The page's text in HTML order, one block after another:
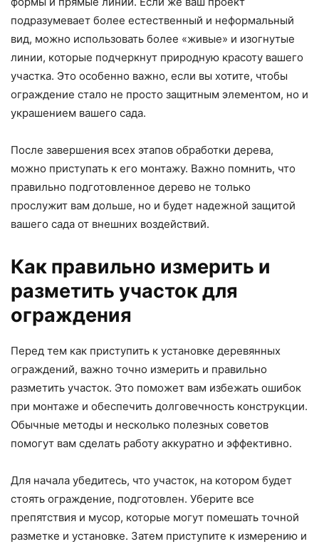
подразумевает более естественный и неформальный
вид, можно использовать более «живые» и изогнутые
линии, которые подчеркнут природную красоту вашего
участка. Это особенно важно, если вы хотите, чтобы
ограждение стало не просто защитным элементом, но и
украшением вашего сада.
После завершения всех этапов обработки дерева,
можно приступать к его монтажу. Важно помнить, что
правильно подготовленное дерево не только
прослужит вам дольше, но и будет надежной защитой
вашего сада от внешних воздействий.
Как правильно измерить и
разметить участок для
ограждения
Перед тем как приступить к установке деревянных
ограждений, важно точно измерить и правильно
разметить участок. Это поможет вам избежать ошибок
при монтаже и обеспечить долговечность конструкции.
Обычные методы и несколько полезных советов
помогут вам сделать работу аккуратно и эффективно.
Для начала убедитесь, что участок, на котором будет
стоять ограждение, подготовлен. Уберите все
препятствия и мусор, которые могут помешать точной
разметке и установке. Затем приступите к измерению и